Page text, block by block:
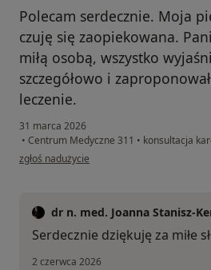
Polecam serdecznie. Moja
czuję się zaopiekowana.
miłą osobą, wszystko
szczegółowo i
leczenie.
31 marca 2026
• Centrum Medyczne 311 • konsultacja
w opinii użytkownika Ania
zgłoś nadużycie
dr n. med. Joanna Stanisz-
Serdecznie dziękuję za miłe
2 czerwca 2026